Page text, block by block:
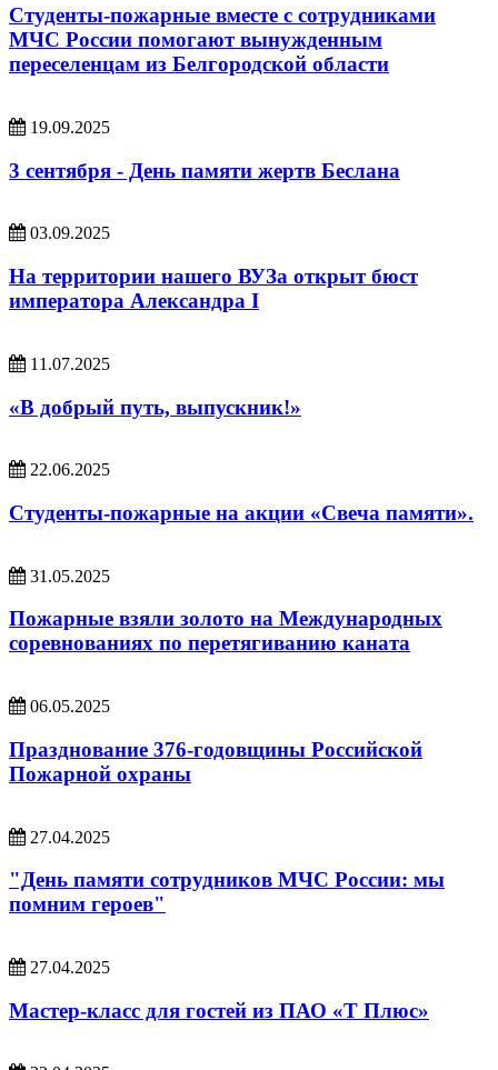
Студенты-пожарные вместе с сотрудниками
МЧС России помогают вынужденным
переселенцам из Белгородской области
19.09.2025
3 сентября - День памяти жертв Беслана
03.09.2025
На территории нашего ВУЗа открыт бюст
императора Александра I
11.07.2025
«В добрый путь, выпускник!»
22.06.2025
Студенты-пожарные на акции «Свеча памяти».
31.05.2025
Пожарные взяли золото на Международных
соревнованиях по перетягиванию каната
06.05.2025
Празднование 376-годовщины Российской
Пожарной охраны
27.04.2025
"День памяти сотрудников МЧС России: мы
помним героев"
27.04.2025
Мастер-класс для гостей из ПАО «Т Плюс»